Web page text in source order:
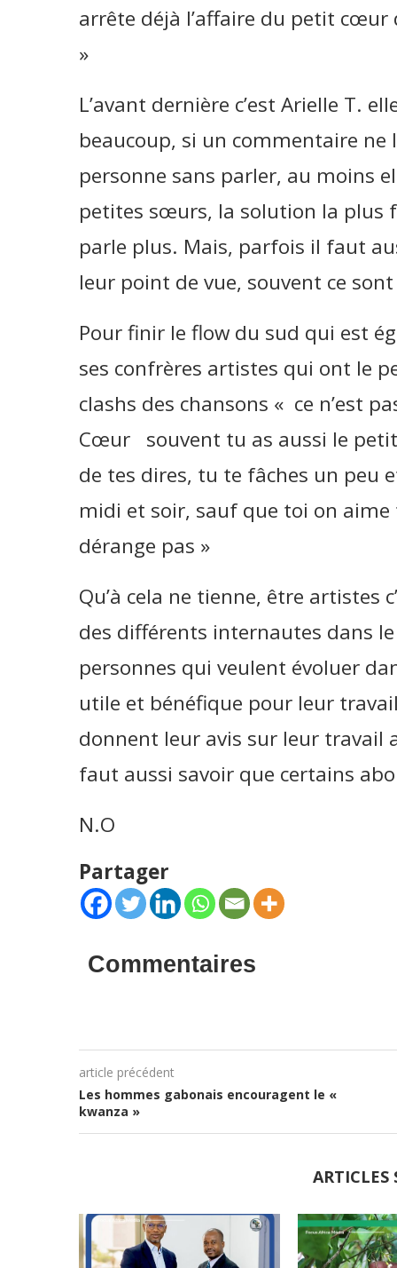
arrête déjà l’affaire du petit
»
L’avant dernière c’est Arielle T.
beaucoup, si un commentaire
personne sans parler, au moins
petites sœurs, la solution la plus
parle plus. Mais, parfois il faut
leur point de vue, souvent ce
Pour finir le flow du sud qui est
ses confrères artistes qui ont le
clashs des chansons « ce n’est
Cœur souvent tu as aussi le
de tes dires, tu te fâches un peu
midi et soir, sauf que toi on
dérange pas »
Qu’à cela ne tienne, être artistes
des différents internautes dans
personnes qui veulent évoluer
utile et bénéfique pour leur
donnent leur avis sur leur travail
faut aussi savoir que certains
N.O
Partager
Commentaires
article précédent
Les hommes gabonais encouragent le «
kwanza »
ARTICLES